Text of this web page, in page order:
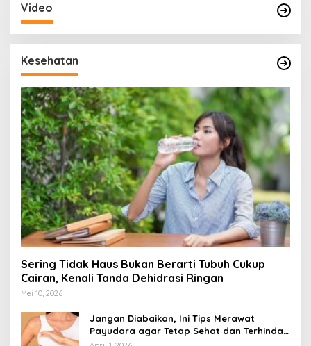
Video
Kesehatan
Sering Tidak Haus Bukan Berarti Tubuh Cukup
Cairan, Kenali Tanda Dehidrasi Ringan
Mei 10, 2026
Jangan Diabaikan, Ini Tips Merawat
Payudara agar Tetap Sehat dan Terhindar
dari Risiko Penyakit